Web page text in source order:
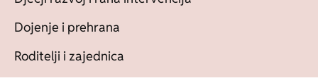
Dojenje i prehrana
Roditelji i zajednica